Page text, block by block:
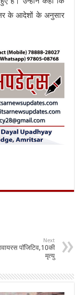
के आदेशों के अनुसार
Next
पॉजिटिव,10की
मृत्यु